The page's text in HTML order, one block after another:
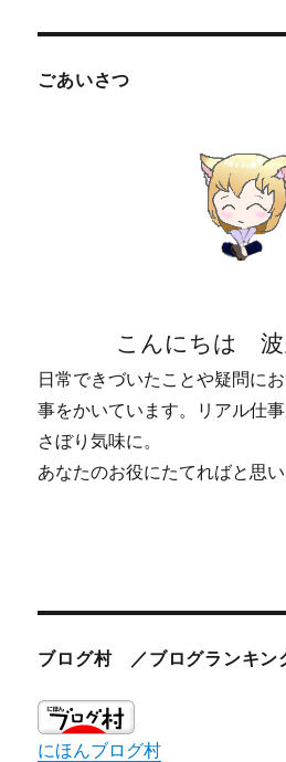
ごあいさつ
こんにちは 波
日常できづいたことや疑問に
事をかいています。リアル仕
さぼり気味に。
あなたのお役にたてればと思い
ブログ村 ／ブログランキン
にほんブログ村